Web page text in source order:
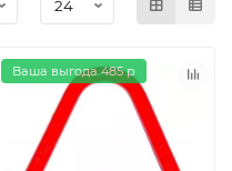
Ваша выгода 485 р